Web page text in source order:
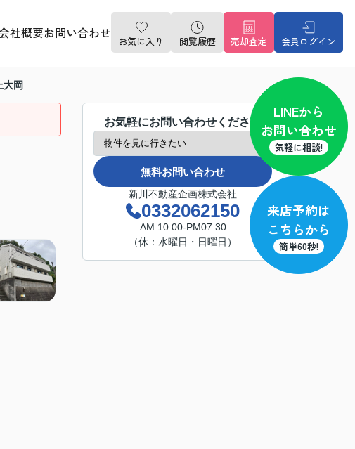
社概要お問い合わせ
お気に入り 閲覧履歴 売却査定 会員ログイン
大岡
お気軽にお問い合わせください
無料お問い合わせ
新川不動産企画株式会社
0332062150
AM:10:00-PM07:30
（休：水曜日・日曜日）
LINEから
お問い合わせ
気軽に相談!
来店予約は
こちらから
簡単60秒!